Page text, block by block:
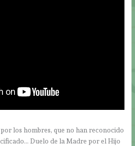
los hombres, que no han reconocido
Duelo de la Madre por el Hijo